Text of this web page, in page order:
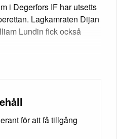
i Degerfors IF har utsetts
Lagkamraten Dijan
Lundin fick också
för att få tillgång